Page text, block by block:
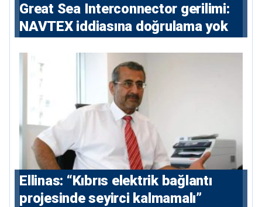
Great Sea Interconnector gerilimi:
NAVTEX iddiasına doğrulama yok
Ellinas: “Kıbrıs elektrik bağlantı
projesinde seyirci kalmamalı”